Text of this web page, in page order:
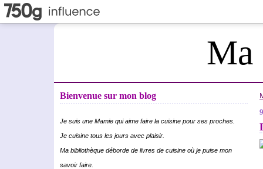
Ma
Bienvenue sur mon blog
Je suis une Mamie qui aime faire la cuisine pour ses proches.
Je cuisine tous les jours avec plaisir.
Ma bibliothèque déborde de livres de cuisine où je puise mon
savoir faire.